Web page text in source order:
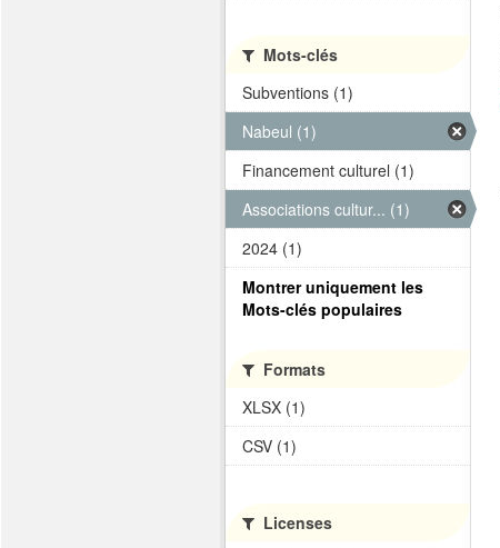
Mots-clés
Subventions (1)
Nabeul (1)
Financement culturel (1)
Associations cultur... (1)
2024 (1)
Montrer uniquement les
Mots-clés populaires
Formats
XLSX (1)
CSV (1)
Licenses